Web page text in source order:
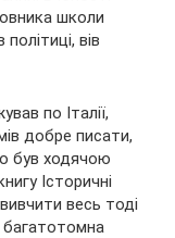
школи
вів
по Італії,
добре писати,
був ходячою
Історичні
весь тоді
багатотомна